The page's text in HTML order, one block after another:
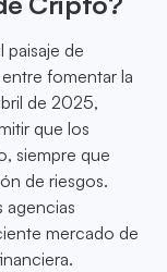
paisaje de
fomentar la
de 2025,
que los
siempre que
de riesgos.
agencias
mercado de